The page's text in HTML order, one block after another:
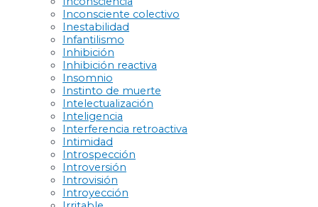
Inconsciente colectivo
Inestabilidad
Infantilismo
Inhibición
Inhibición reactiva
Insomnio
Instinto de muerte
Intelectualización
Inteligencia
Interferencia retroactiva
Intimidad
Introspección
Introversión
Introvisión
Introyección